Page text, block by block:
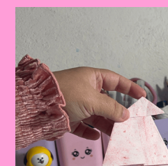
Os
Folclore|A
Trabalhar
Atividades
Com
Personagens
Do
Folclore
Brasileiro
Na
Educação
Infantil